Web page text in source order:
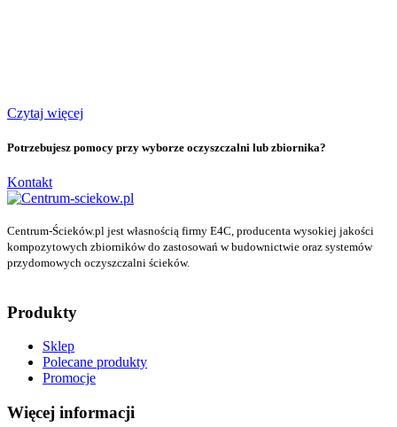
Czytaj więcej
Potrzebujesz pomocy przy wyborze oczyszczalni lub zbiornika?
Kontakt
Centrum-Ścieków.pl jest własnością firmy E4C, producenta wysokiej jakości
kompozytowych zbiorników do zastosowań w budownictwie oraz systemów
przydomowych oczyszczalni ścieków.
Produkty
Sklep
Polecane produkty
Promocje
Więcej informacji